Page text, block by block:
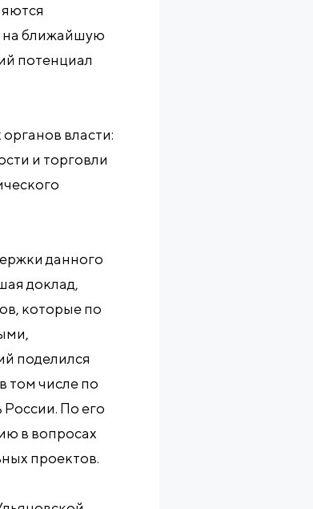
на ближайшую
потенциал
власти:
и торговли
данного
доклад,
которые по
поделился
том числе по
По его
в вопросах
проектов.